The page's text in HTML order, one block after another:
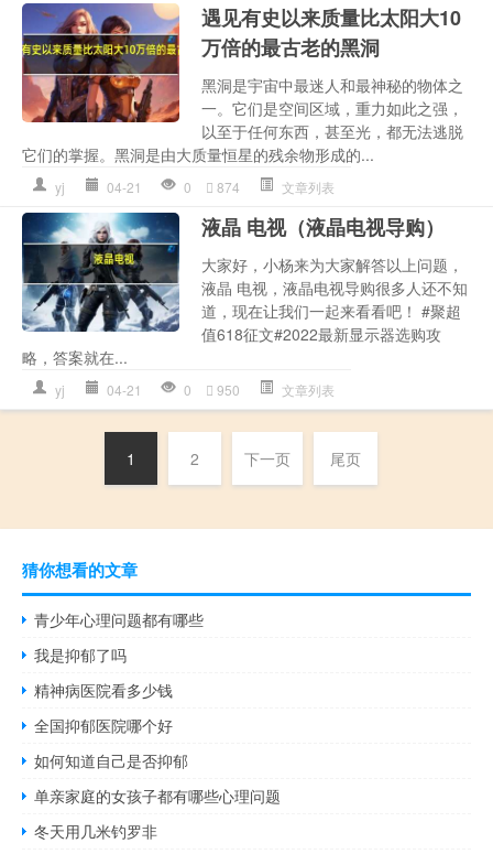
遇见有史以来质量比太阳大10
万倍的最古老的黑洞
黑洞是宇宙中最迷人和最神秘的物体之
一。它们是空间区域，重力如此之强，
以至于任何东西，甚至光，都无法逃脱
它们的掌握。黑洞是由大质量恒星的残余物形成的...
yj 04-21 0 874 文章列表
液晶 电视（液晶电视导购）
大家好，小杨来为大家解答以上问题，
液晶 电视，液晶电视导购很多人还不知
道，现在让我们一起来看看吧！ #聚超
值618征文#2022最新显示器选购攻
略，答案就在...
yj 04-21 0 950 文章列表
1 2 下一页 尾页
猜你想看的文章
青少年心理问题都有哪些
我是抑郁了吗
精神病医院看多少钱
全国抑郁医院哪个好
如何知道自己是否抑郁
单亲家庭的女孩子都有哪些心理问题
冬天用几米钓罗非